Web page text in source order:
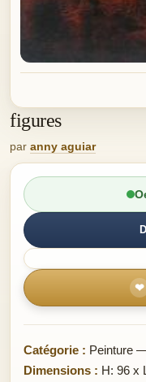
figures
par anny aguiar
❤
Catégorie : Peinture
Dimensions : H: 96 x